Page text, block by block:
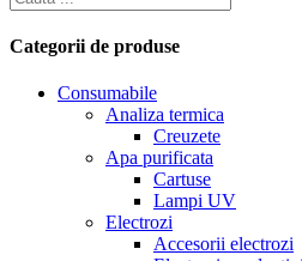
Categorii de produse
Consumabile
Analiza termica
Creuzete
Apa purificata
Cartuse
Lampi UV
Electrozi
Accesorii electrozi